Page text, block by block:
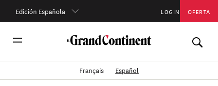
Edición Española LOGIN OFERTA
Français Español